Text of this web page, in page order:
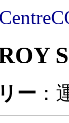
ー ：